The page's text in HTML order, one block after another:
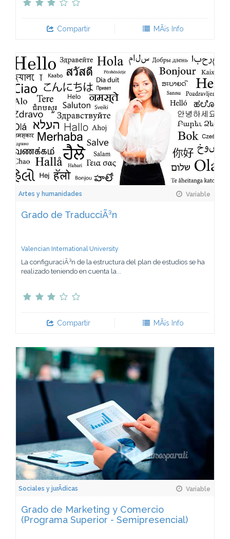
Compartir MÃ¡s Info
Artes y humanidades Variable
Grado de TraducciÃ³n
Valencian International University
La configuraciÃ³n de la estructura del plan de estudios se ha
realizado teniendo en cuenta la...
Compartir MÃ¡s Info
Sociales y jurÃ­dicas Variable
Grado de Marketing y Comercio
(Programa Superior - Semipresencial)